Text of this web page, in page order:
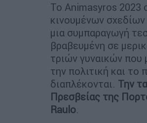
Το Animasyros 2023
κινουμένων σχεδίων
μια συμπαραγωγή
βραβευμένη σε
τριών γυναικών που
την πολιτική και
διαπλέκονται. Την
Πρεσβείας της
Raulo.